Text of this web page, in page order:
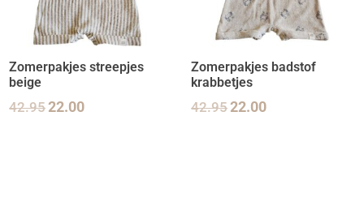
Zomerpakjes streepjes
beige
42.9522.00
Zomerpakjes badstof
krabbetjes
42.9522.00